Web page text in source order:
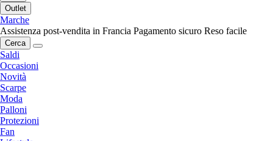
Outlet
Marche
Assistenza post-vendita in Francia Pagamento sicuro Reso facile
Cerca
Saldi
Occasioni
Novità
Scarpe
Moda
Palloni
Protezioni
Fan